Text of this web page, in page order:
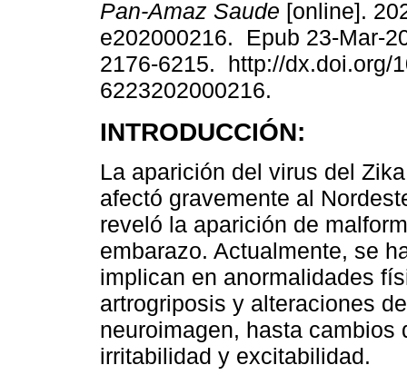
Pan-Amaz Saude [online].
e202000216. Epub 23-Mar-
2176-6215. http://dx.doi.org/
6223202000216.
INTRODUCCIÓN:
La aparición del virus del
afectó gravemente al
reveló la aparición de
embarazo. Actualmente, se
implican en anormalidades
artrogriposis y alteraciones
neuroimagen, hasta
irritabilidad y excitabilidad.